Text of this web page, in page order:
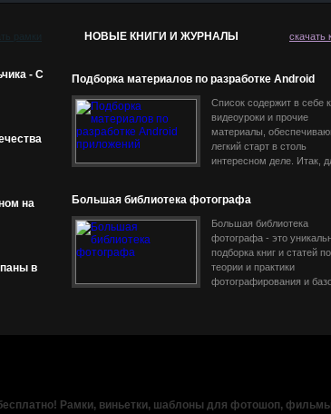
рамки
- С
на
в
НОВЫЕ КНИГИ И ЖУРНАЛЫ скачать
Подборка материалов по разработке Android
Список содержит в себе
видеоуроки и прочие
материалы,
легкий старт в столь
интересном деле. Итак,
Android и какие
Большая библиотека фотографа
Большая библиотека
фотографа - это
подборка книг и статей по
теории и практики
фотографирования и
Рамки, виньетки, шаблоны для фотошоп,